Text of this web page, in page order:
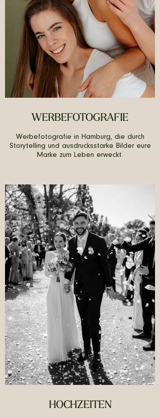
WERBEFOTOGRAFIE
Werbefotografie in Hamburg, die durch
Storytelling und ausdrucksstarke Bilder eure
Marke zum Leben erweckt.
HOCHZEITEN